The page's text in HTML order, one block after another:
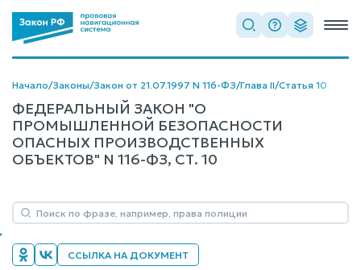
Начало/Законы/Закон от 21.07.1997 N 116-ФЗ/Глава II/Статья 10
ФЕДЕРАЛЬНЫЙ ЗАКОН "О
ПРОМЫШЛЕННОЙ БЕЗОПАСНОСТИ
ОПАСНЫХ ПРОИЗВОДСТВЕННЫХ
ОБЪЕКТОВ" N 116-ФЗ, СТ. 10
ССЫЛКА НА ДОКУМЕНТ